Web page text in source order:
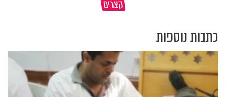
קצרים
כתבות נוספות